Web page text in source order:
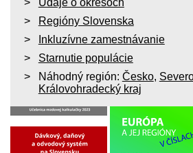
Regióny Slovenska
Inkluzívne zamestnávanie
Starnutie populácie
Náhodný región: Česko,
Královohradecký kraj